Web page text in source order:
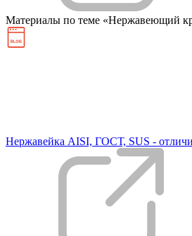
Материалы по темe «Нержавеющий
Нержавейка AISI, ГОСТ, SUS -